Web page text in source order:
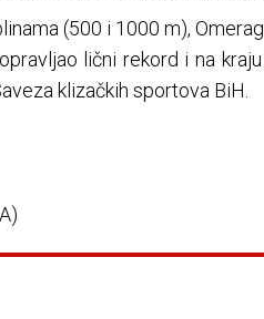
(500 i 1000 m),
lični rekord i na
klizačkih sportova BiH.